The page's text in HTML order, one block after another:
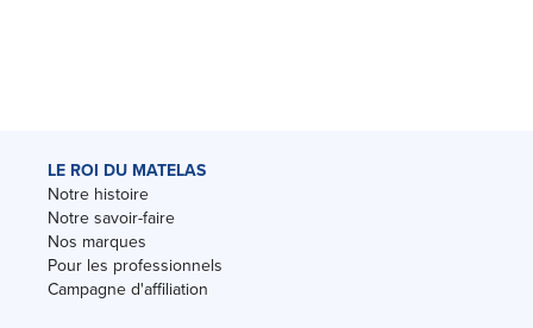
LE ROI DU MATELAS
Notre histoire
Notre savoir-faire
Nos marques
Pour les professionnels
Campagne d'affiliation